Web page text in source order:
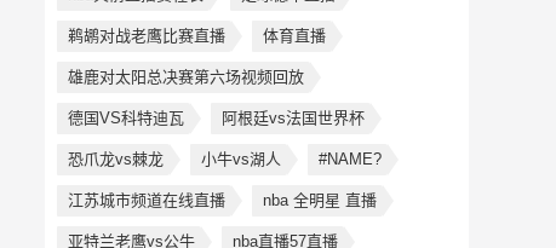
鹈鹕对战老鹰比赛直播 体育直播
雄鹿对太阳总决赛第六场视频回放
德国VS科特迪瓦 阿根廷vs法国世界杯
恐爪龙vs棘龙 小牛vs湖人 #NAME?
江苏城市频道在线直播 nba 全明星 直播
亚特兰老鹰vs公牛 nba直播57直播